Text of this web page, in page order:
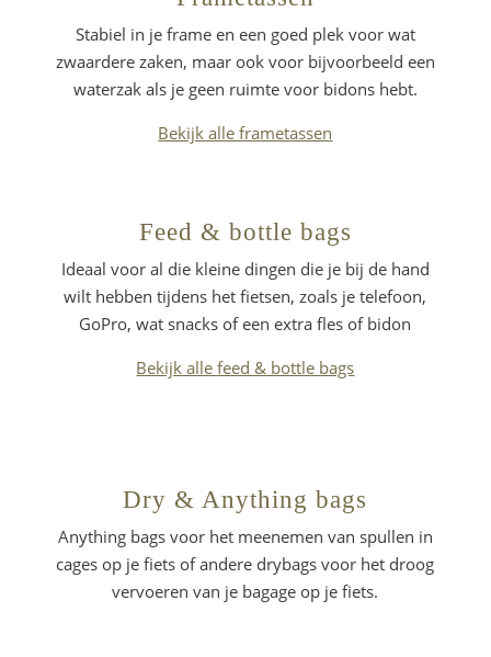
Stabiel in je frame en een goed plek voor wat
zwaardere zaken, maar ook voor bijvoorbeeld een
waterzak als je geen ruimte voor bidons hebt.
Bekijk alle frametassen
Feed & bottle bags
Ideaal voor al die kleine dingen die je bij de hand
wilt hebben tijdens het fietsen, zoals je telefoon,
GoPro, wat snacks of een extra fles of bidon
Bekijk alle feed & bottle bags
Dry & Anything bags
Anything bags voor het meenemen van spullen in
cages op je fiets of andere drybags voor het droog
vervoeren van je bagage op je fiets.